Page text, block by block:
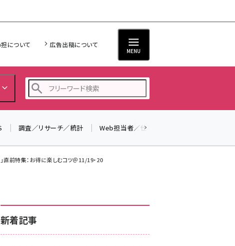
について 広告出稿について
MENU
z世代 (1622)
調査／リサーチ／統計 Web担当者／仕事
直前特集：お得に楽しむコツ＠11/19・20
新着記事